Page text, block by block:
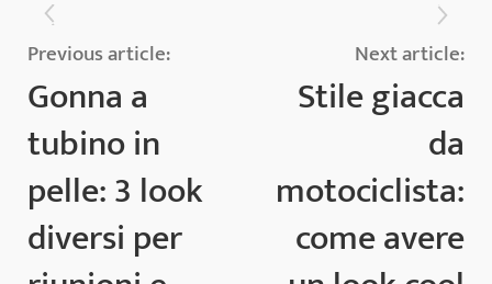
Previous article:
Gonna a
tubino in
pelle: 3 look
diversi per
Next article:
Stile giacca
da
motociclista:
come avere